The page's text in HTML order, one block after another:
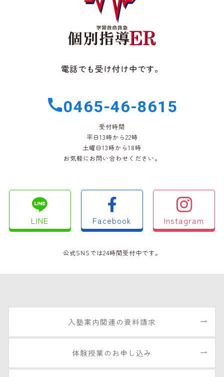
電話でも受け付け中です。
0465-46-8615
受付時間
平日13時から22時
土曜日13時から18時
お気軽にお問い合わせください。
LINE Facebook Instagram
公式SNSでは24時間受付中です。
入塾案内関連の資料請求
体験授業のお申し込み